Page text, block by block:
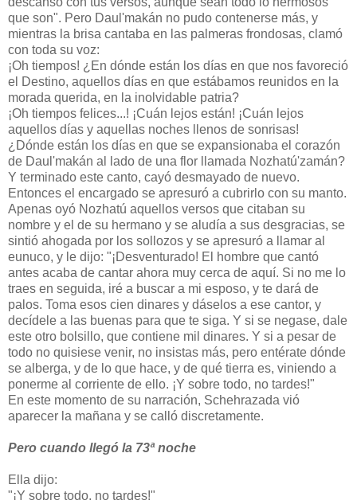
que son". Pero Daul'makán no pudo contenerse más, y
mientras la brisa cantaba en las palmeras frondosas, clamó
con toda su voz:
¡Oh tiempos! ¿En dónde están los días en que nos favoreció
el Destino, aquellos días en que estábamos reunidos en la
morada querida, en la inolvidable patria?
¡Oh tiempos felices...! ¡Cuán lejos están! ¡Cuán lejos
aquellos días y aquellas noches llenos de sonrisas!
¿Dónde están los días en que se expansionaba el corazón
de Daul'makán al lado de una flor llamada Nozhatú'zamán?
Y terminado este canto, cayó desmayado de nuevo.
Entonces el encargado se apresuró a cubrirlo con su manto.
Apenas oyó Nozhatú aquellos versos que citaban su
nombre y el de su hermano y se aludía a sus desgracias, se
sintió ahogada por los sollozos y se apresuró a llamar al
eunuco, y le dijo: "¡Desventurado! El hombre que cantó
antes acaba de cantar ahora muy cerca de aquí. Si no me lo
traes en seguida, iré a buscar a mi esposo, y te dará de
palos. Toma esos cien dinares y dáselos a ese cantor, y
decídele a las buenas para que te siga. Y si se negase, dale
este otro bolsillo, que contiene mil dinares. Y si a pesar de
todo no quisiese venir, no insistas más, pero entérate dónde
se alberga, y de lo que hace, y de qué tierra es, viniendo a
ponerme al corriente de ello. ¡Y sobre todo, no tardes!"
En este momento de su narración, Schehrazada vió
aparecer la mañana y se calló discretamente.
Pero cuando llegó la 73ª noche
Ella dijo:
"¡Y sobre todo, no tardes!"